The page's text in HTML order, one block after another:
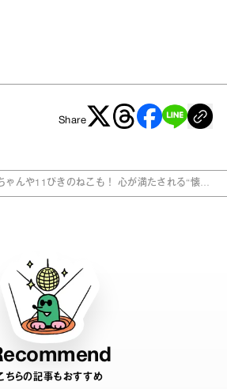
Share
ゃんや11ぴきのねこも！ 心が満たされる“懐か
ちらの記事もおすすめ